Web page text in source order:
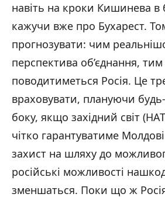
навіть на кроки Кишинева в
кажучи вже про Бухарест.
прогнозувати: чим
перспектива об’єднання,
поводитиметься Росія. Це
враховувати, плануючи будь-
боку, якщо західний світ
чітко гарантуватиме
захист на шляху до
російські можливості
зменшаться. Поки що ж